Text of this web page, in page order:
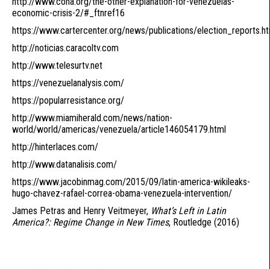
economic-crisis-2/#_ftnref16
https://www.cartercenter.org/news/publications/
http://noticias.caracoltv.com
http://www.telesurtv.net
https://venezuelanalysis.com/
https://popularresistance.org/
http://www.miamiherald.com/news/nation-
world/world/americas/venezuela/article146054179.html
http://hinterlaces.com/
http://www.datanalisis.com/
https://www.jacobinmag.com/2015/09/latin-america-wikileaks-
hugo-chavez-rafael-correa-obama-venezuela-intervention/
James Petras and Henry Veitmeyer, What’s Left in Latin
America?: Regime Change in New Times, Routledge (2016)